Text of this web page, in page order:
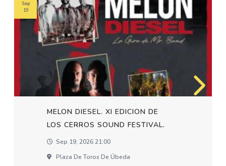
MELON DIESEL. XI EDICION DE
LOS CERROS SOUND FESTIVAL.
Sep 19, 2026 21:00
Plaza De Toros De Úbeda
Sep
19